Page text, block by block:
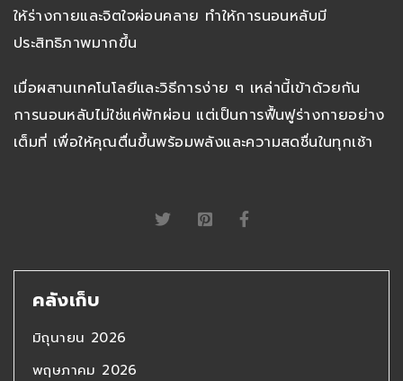
ให้ร่างกายและจิตใจผ่อนคลาย ทำให้การนอนหลับมี
ประสิทธิภาพมากขึ้น
เมื่อผสานเทคโนโลยีและวิธีการง่าย ๆ เหล่านี้เข้าด้วยกัน
การนอนหลับไม่ใช่แค่พักผ่อน แต่เป็นการฟื้นฟูร่างกายอย่าง
เต็มที่ เพื่อให้คุณตื่นขึ้นพร้อมพลังและความสดชื่นในทุกเช้า
คลังเก็บ
มิถุนายน 2026
พฤษภาคม 2026